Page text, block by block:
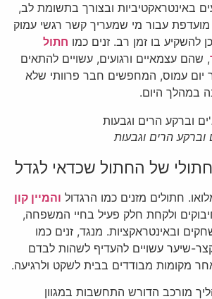
באינטראקטיביות ובצורך בתשומת לב,
מועדפת עבור מי שמעריך קשר רגשי עמוק
להשקיע בו זמן רב. זנים כמו חתול
, שהם עצמאיים ורגועים, עשויים להתאים
יום עמוס, המחפשים חבר פרוותי שלא
במהלך היום.
וברקע הרים וגבעות
של החתול שכדאי לגדל
חתולים מזנים כמו הרגדול והמיין קון
חיבוקים ולקחת חלק פעיל בחיי המשפחה,
ובאינטראקציות. מנגד, זנים כמו
שיער עשויים להעדיף לשהות לבדם
מקומות מבודדים בבית לשקט ולרגיעה.
מורכב הדורש התחשבות במגוון